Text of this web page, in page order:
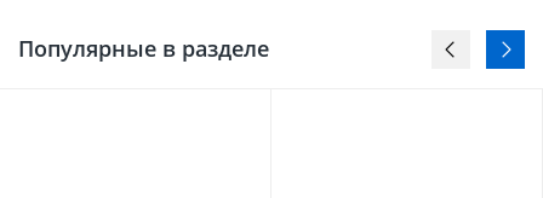
Популярные в разделе